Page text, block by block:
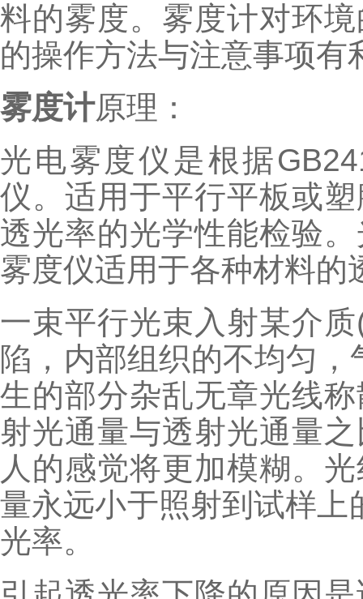
料的雾度。雾度计对环
的操作方法与注意事项
雾度计原理：
光电雾度仪是根据
仪。适用于平行平板或
透光率的光学性能检验
雾度仪适用于各种材料的
一束平行光束入射某介
陷，内部组织的不均匀
生的部分杂乱无章光线
射光通量与透射光通量
人的感觉将更加模糊。
量永远小于照射到试样
光率。